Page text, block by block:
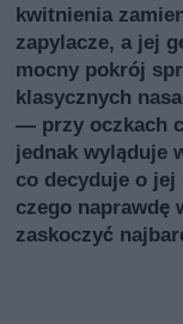
kwitnienia
zapylacze, a jej
mocny pokrój
klasycznych
— przy oczkach
jednak wyląduje
co decyduje o
czego naprawdę
zaskoczyć